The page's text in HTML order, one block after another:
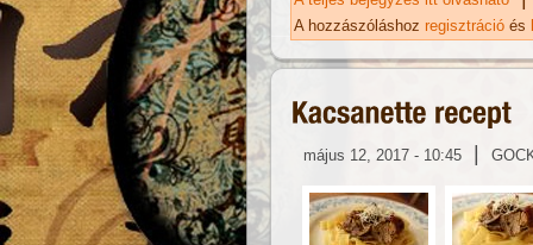
A hozzászóláshoz regisztráció és
május 12, 2017 - 10:45 |